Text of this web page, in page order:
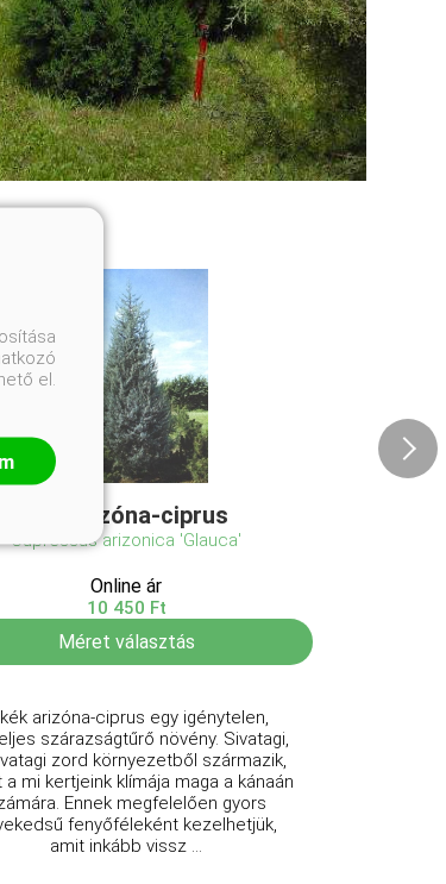
Kék arizóna-ciprus
Cupressus arizonica 'Glauca'
Online ár
10 450 Ft
Méret választás
arizóna-ciprus egy igénytelen,
szárazságtűrő növény. Sivatagi,
zord környezetből származik,
a mi kertjeink klímája maga a kánaán
Ennek megfelelően gyors
fenyőféleként kezelhetjük,
amit inkább vissz ...
el.